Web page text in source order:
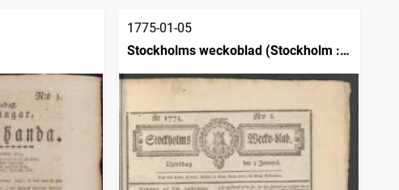
1775-01-05
Stockholms weckoblad (Stockholm :